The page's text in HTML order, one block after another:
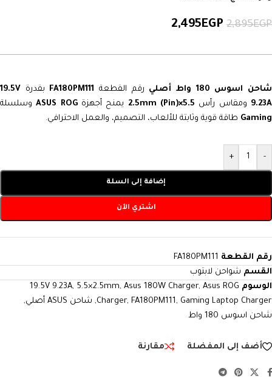
2,895EGP
2,495EGP
شاحن اسوس 180 واط أصلي رقم القطعة FA180PM111 بقدرة 19.5V
9.23A ومقاس رأس 5.5×2.5mm (Pin) يمنح أجهزةASUS ROGوسلسلة
Gaming طاقة قوية وثابتة للألعاب، التصميم، والعمل الاحترافي.
-
+
إضافة إلى السلة
اشتري الآن
رقم القطعة FA180PM111
القسم شواحن لابتوب
الوسوم
19.5V 9.23A, 5.5×2.5mm, Asus 180W Charger, Asus ROG
Charger, FA180PM111, Gaming Laptop Charger
, شاحن ASUS أصلي
,
شاحن اسوس 180 واط
أضف إلى المفضلة مقارنة